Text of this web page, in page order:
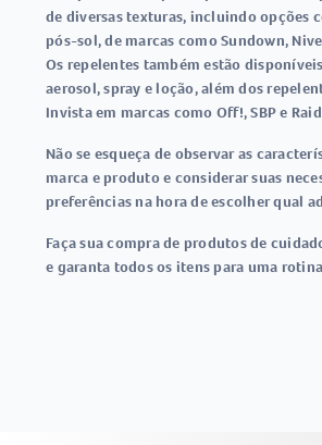
de diversas texturas, incluindo opções
pós-sol, de marcas como Sundown,
Os repelentes também estão
aerosol, spray e loção, além dos
Invista em marcas como Off!, SBP e
Não se esqueça de observar as
marca e produto e considerar suas
preferências na hora de escolher qual
Faça sua compra de produtos de
e garanta todos os itens para uma